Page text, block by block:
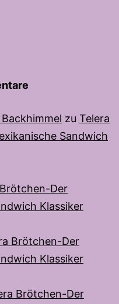
zu Telera
Sandwich
Der
Klassiker
Brötchen-Der
Klassiker
Brötchen-Der